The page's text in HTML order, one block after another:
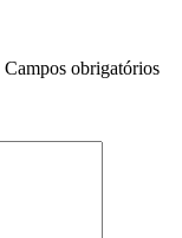
Campos obrigatórios